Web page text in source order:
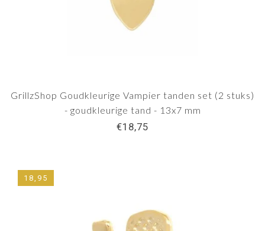
GrillzShop Goudkleurige Vampier tanden set (2 stuks)
- goudkleurige tand - 13x7 mm
€18,75
18,95